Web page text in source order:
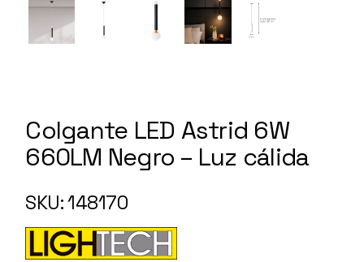
Colgante LED Astrid 6W
660LM Negro – Luz cálida
SKU: 148170